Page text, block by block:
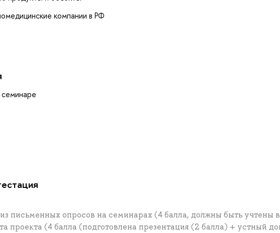
компании в РФ
письменных опросов на семинарах (4 балла, должны быть учтены
проекта (4 балла (подготовлена презентация (2 балла) + устный